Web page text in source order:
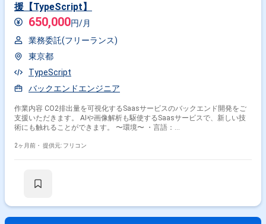
援【TypeScript】
650,000円/月
業務委託(フリーランス)
東京都
TypeScript
バックエンドエンジニア
作業内容 CO2排出量を可視化するSaasサービスのバックエンド開発をご
支援いただきます。 AIや画像解析も駆使するSaasサービスで、新しい技
術にも触れることができます。 〜環境〜 ・言語：
Vue.js（Nuxt.js）、NestJS ・DB：PostgreSQL ・その他ツール：GCP
2ヶ月前・ 提供元: フリコン